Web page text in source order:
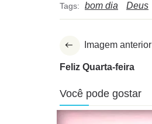
Tags: bom dia Deus
Imagem anterior
Feliz Quarta-feira
Você pode gostar